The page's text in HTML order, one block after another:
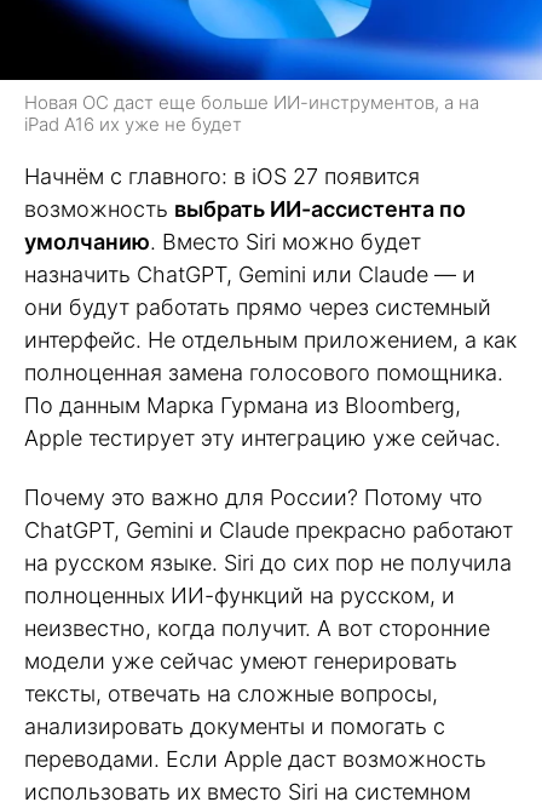
Новая ОС даст еще больше ИИ-инструментов, а на
iPad A16 их уже не будет
Начнём с главного: в iOS 27 появится
возможность выбрать ИИ-ассистента по
умолчанию. Вместо Siri можно будет
назначить ChatGPT, Gemini или Claude — и
они будут работать прямо через системный
интерфейс. Не отдельным приложением, а как
полноценная замена голосового помощника.
По данным Марка Гурмана из Bloomberg,
Apple тестирует эту интеграцию уже сейчас.
Почему это важно для России? Потому что
ChatGPT, Gemini и Claude прекрасно работают
на русском языке. Siri до сих пор не получила
полноценных ИИ-функций на русском, и
неизвестно, когда получит. А вот сторонние
модели уже сейчас умеют генерировать
тексты, отвечать на сложные вопросы,
анализировать документы и помогать с
переводами. Если Apple даст возможность
использовать их вместо Siri на системном